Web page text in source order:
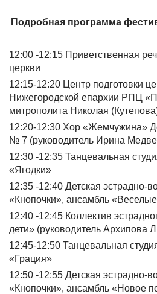
Подробная программа
12:00 -12:15 Приветственная
церкви
12:15-12:20 Центр подготовки
Нижегородской епархии РПЦ
митрополита Николая
12:20-12:30 Хор «Жемчужина»
№ 7 (руководитель Ирина
12:30 -12:35 Танцевальная
«Ягодки»
12:35 -12:40 Детская эстрадно-
«Кнопочки», ансамбль
12:40 -12:45 Коллектив
дети» (руководитель Архипова
12:45-12:50 Танцевальная
«Грация»
12:50 -12:55 Детская эстрадно-
«Кнопочки», ансамбль «Новое